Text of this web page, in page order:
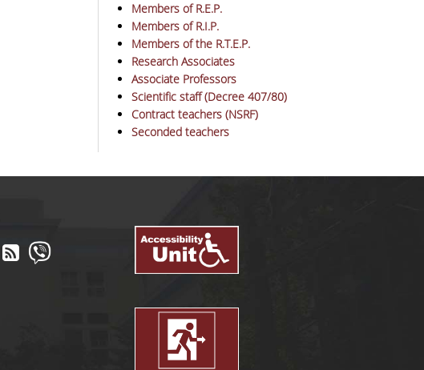
Members of R.E.P.
Members of R.I.P.
Members of the R.T.E.P.
Research Associates
Associate Professors
Scientific staff (Decree 407/80)
Contract teachers (NSRF)
Seconded teachers